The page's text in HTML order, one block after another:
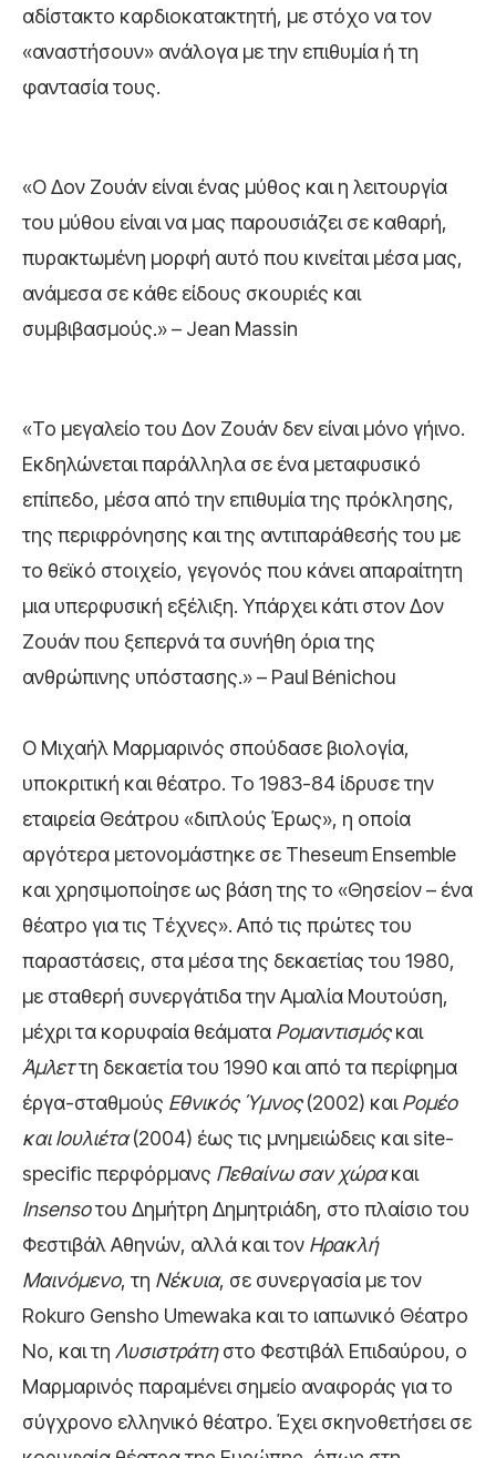
αδίστακτο καρδιοκατακτητή, με στόχο να τον
«αναστήσουν» ανάλογα με την επιθυμία ή τη
φαντασία τους.
«O Δον Ζουάν είναι ένας μύθος και η λειτουργία
του μύθου είναι να μας παρουσιάζει σε καθαρή,
πυρακτωμένη μορφή αυτό που κινείται μέσα μας,
ανάμεσα σε κάθε είδους σκουριές και
συμβιβασμούς.» – Jean Massin
«Το μεγαλείο του Δον Ζουάν δεν είναι μόνο γήινο.
Εκδηλώνεται παράλληλα σε ένα μεταφυσικό
επίπεδο, μέσα από την επιθυμία της πρόκλησης,
της περιφρόνησης και της αντιπαράθεσής του με
το θεϊκό στοιχείο, γεγονός που κάνει απαραίτητη
μια υπερφυσική εξέλιξη. Υπάρχει κάτι στον Δον
Ζουάν που ξεπερνά τα συνήθη όρια της
ανθρώπινης υπόστασης.» – Paul Bénichou
Ο Μιχαήλ Μαρμαρινός σπούδασε βιολογία,
υποκριτική και θέατρο. Το 1983-84 ίδρυσε την
εταιρεία Θεάτρου «διπλούς Έρως», η οποία
αργότερα μετονομάστηκε σε Theseum Ensemble
και χρησιμοποίησε ως βάση της το «Θησείον – ένα
θέατρο για τις Τέχνες». Από τις πρώτες του
παραστάσεις, στα μέσα της δεκαετίας του 1980,
με σταθερή συνεργάτιδα την Αμαλία Μουτούση,
μέχρι τα κορυφαία θεάματα Ρομαντισμόςκαι
Άμλεττη δεκαετία του 1990 και από τα περίφημα
έργα-σταθμούς Εθνικός Ύμνος(2002) καιΡομέο
και Ιουλιέτα(2004) έως τις μνημειώδεις και site-
specific περφόρμανς Πεθαίνω σαν χώρακαι
Insensoτου Δημήτρη Δημητριάδη, στο πλαίσιο του
Φεστιβάλ Αθηνών, αλλά και τον Ηρακλή
Μαινόμενο, τη Νέκυια, σε συνεργασία με τον
Rokuro Gensho Umewaka και το ιαπωνικό Θέατρο
Νο, και τη Λυσιστράτηστο Φεστιβάλ Επιδαύρου, ο
Μαρμαρινός παραμένει σημείο αναφοράς για το
σύγχρονο ελληνικό θέατρο. Έχει σκηνοθετήσει σε